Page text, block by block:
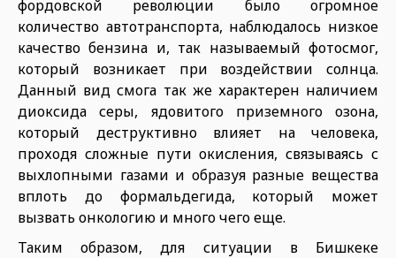
фордовской революции было огромное
количество автотранспорта, наблюдалось низкое
качество бензина и, так называемый фотосмог,
который возникает при воздействии солнца.
Данный вид смога так же характерен наличием
диоксида серы, ядовитого приземного озона,
который деструктивно влияет на человека,
проходя сложные пути окисления, связываясь с
выхлопными газами и образуя разные вещества
вплоть до формальдегида, который может
вызвать онкологию и много чего еще.
Таким образом, для ситуации в Бишкеке